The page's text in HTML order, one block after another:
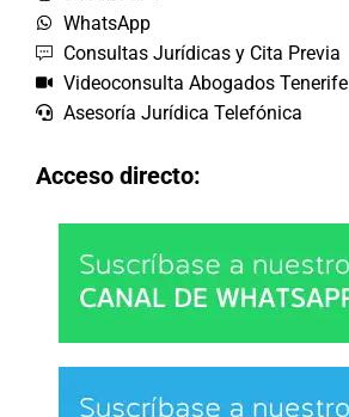
WhatsApp
Consultas Jurídicas y Cita Previa
Videoconsulta Abogados Tenerife
Asesoría Jurídica Telefónica
Acceso directo: